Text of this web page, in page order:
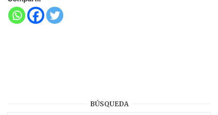
BÚSQUEDA